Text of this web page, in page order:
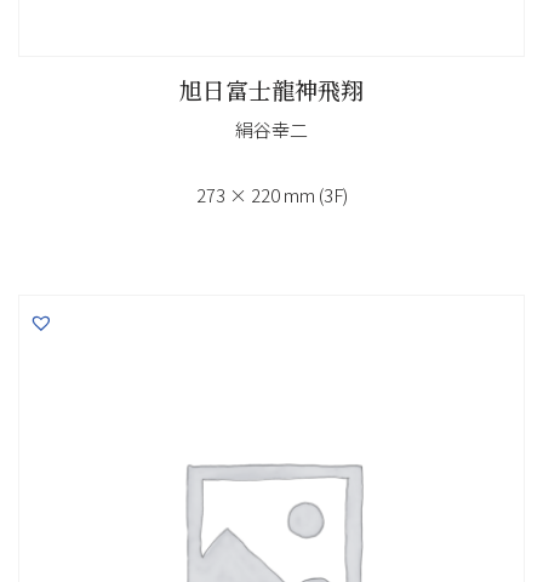
旭日富士龍神飛翔
絹谷幸二
273 × 220 mm (3F)